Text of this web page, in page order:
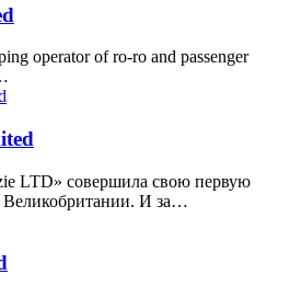
operator of ro-ro and passenger
LTD» совершила свою первую
Великобритании. И за…